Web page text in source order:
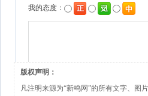
版权声明：
凡注明来源为“新鸣网”的所有文字、图